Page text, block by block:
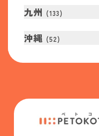
九州 (133)
沖縄 (52)